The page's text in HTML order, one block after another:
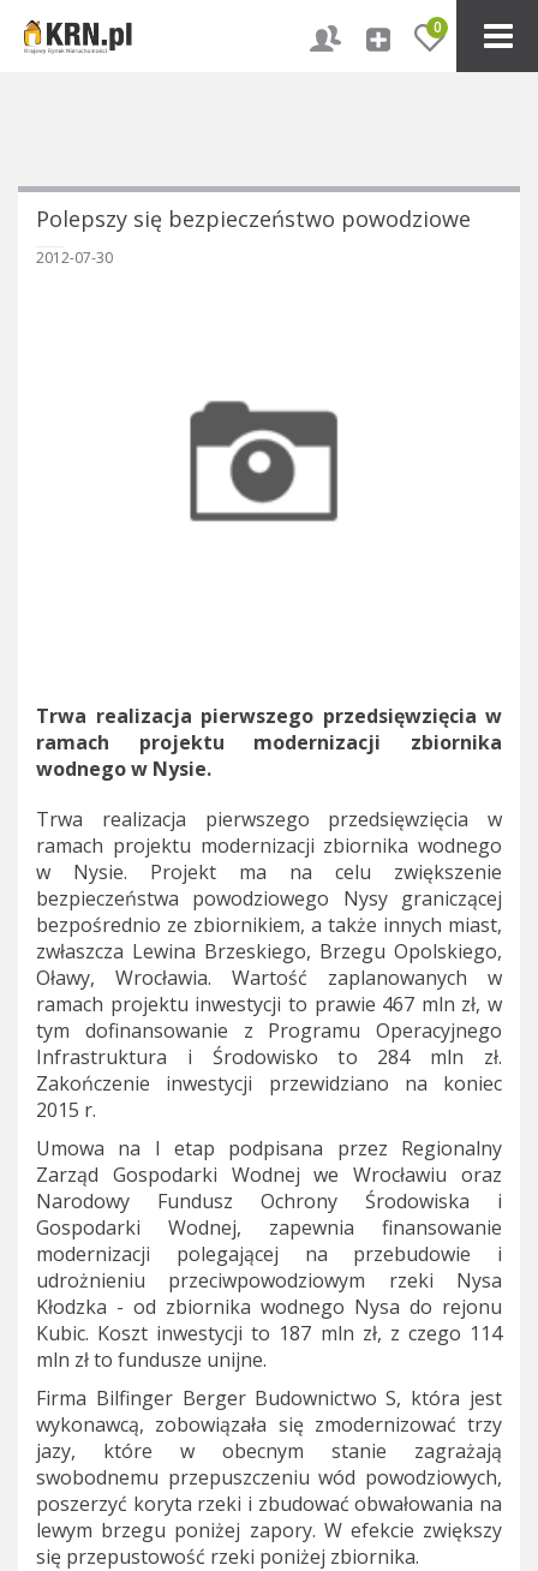
0
Polepszy się bezpieczeństwo powodziowe
2012-07-30
Trwa realizacja pierwszego przedsięwzięcia w
ramach projektu modernizacji zbiornika
wodnego w Nysie.
Trwa realizacja pierwszego przedsięwzięcia w
ramach projektu modernizacji zbiornika wodnego
w Nysie. Projekt ma na celu zwiększenie
bezpieczeństwa powodziowego Nysy graniczącej
bezpośrednio ze zbiornikiem, a także innych miast,
zwłaszcza Lewina Brzeskiego, Brzegu Opolskiego,
Oławy, Wrocławia. Wartość zaplanowanych w
ramach projektu inwestycji to prawie 467 mln zł, w
tym dofinansowanie z Programu Operacyjnego
Infrastruktura i Środowisko to 284 mln zł.
Zakończenie inwestycji przewidziano na koniec
2015 r.
Umowa na I etap podpisana przez Regionalny
Zarząd Gospodarki Wodnej we Wrocławiu oraz
Narodowy Fundusz Ochrony Środowiska i
Gospodarki Wodnej, zapewnia finansowanie
modernizacji polegającej na przebudowie i
udrożnieniu przeciwpowodziowym rzeki Nysa
Kłodzka - od zbiornika wodnego Nysa do rejonu
Kubic. Koszt inwestycji to 187 mln zł, z czego 114
mln zł to fundusze unijne.
Firma Bilfinger Berger Budownictwo S, która jest
wykonawcą, zobowiązała się zmodernizować trzy
jazy, które w obecnym stanie zagrażają
swobodnemu przepuszczeniu wód powodziowych,
poszerzyć koryta rzeki i zbudować obwałowania na
lewym brzegu poniżej zapory. W efekcie zwiększy
się przepustowość rzeki poniżej zbiornika.